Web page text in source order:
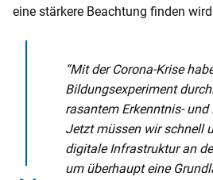
eine stärkere Beachtung finden
“Mit der Corona-Krise
Bildungsexperiment
rasantem Erkenntnis-
Jetzt müssen wir schnell
digitale Infrastruktur an
um überhaupt eine